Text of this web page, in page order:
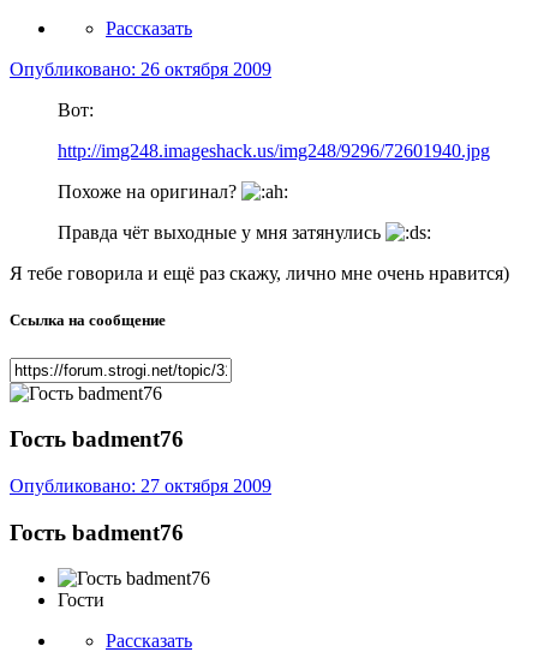
Рассказать
Опубликовано: 26 октября 2009
Вот:
http://img248.imageshack.us/img248/9296/72601940.jpg
Похоже на оригинал?
Правда чёт выходные у мня затянулись
Я тебе говорила и ещё раз скажу, лично мне очень нравится)
Ссылка на сообщение
Гость badment76
Опубликовано: 27 октября 2009
Гость badment76
Гости
Рассказать